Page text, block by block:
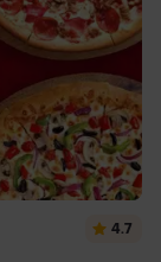
4.7